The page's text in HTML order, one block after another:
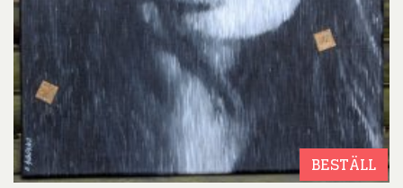
BESTÄLL